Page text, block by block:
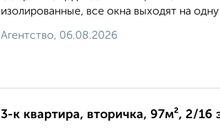
изолированные, все окна выходят на
Агентство, 06.08.2026
3-к квартира, вторичка, 97м², 2/16